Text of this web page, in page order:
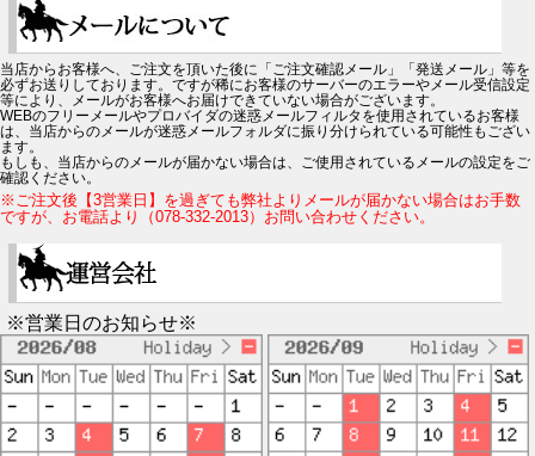
当店からお客様へ、ご注文を頂いた後に「ご注文確認メール」「発送メール」等を
必ずお送りしております。ですが稀にお客様のサーバーのエラーやメール受信設定
等により、メールがお客様へお届けできていない場合がございます。
WEBのフリーメールやプロバイダの迷惑メールフィルタを使用されているお客様
は、当店からのメールが迷惑メールフォルダに振り分けられている可能性もござい
ます。
もしも、当店からのメールが届かない場合は、ご使用されているメールの設定をご
確認ください。
※ご注文後【3営業日】を過ぎても弊社よりメールが届かない場合はお手数
ですが、お電話より（078-332-2013）お問い合わせください。
※営業日のお知らせ※